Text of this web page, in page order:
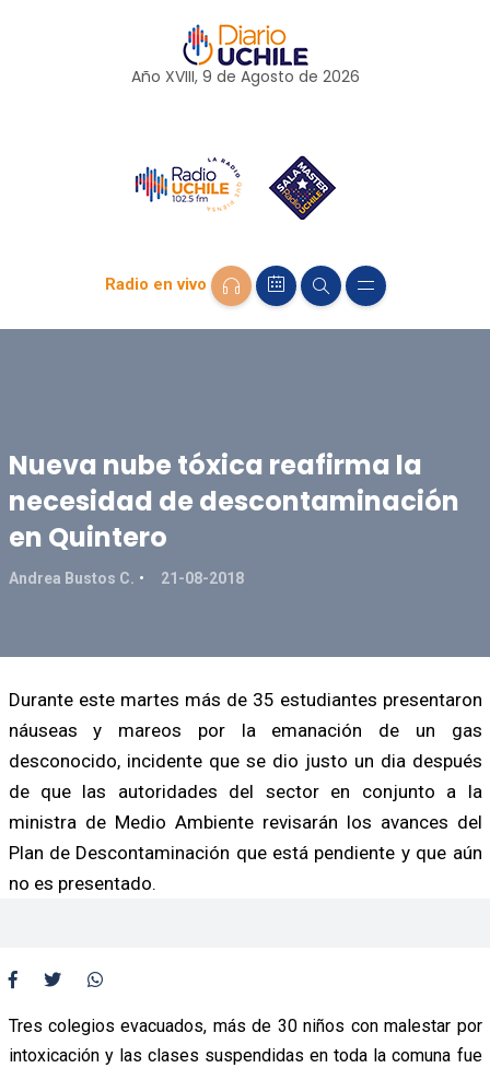
Año XVIII, 9 de Agosto de 2026
Radio en vivo
Nueva nube tóxica reafirma la
necesidad de descontaminación
en Quintero
Andrea Bustos C. 21-08-2018
Durante este martes más de 35 estudiantes presentaron
náuseas y mareos por la emanación de un gas
desconocido, incidente que se dio justo un dia después
de que las autoridades del sector en conjunto a la
ministra de Medio Ambiente revisarán los avances del
Plan de Descontaminación que está pendiente y que aún
no es presentado.
Tres colegios evacuados, más de 30 niños con malestar por
intoxicación y las clases suspendidas en toda la comuna fue